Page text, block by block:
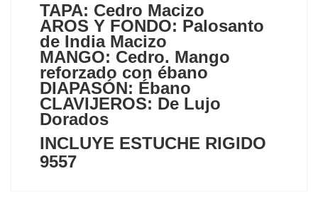
TAPA: Cedro Macizo
AROS Y FONDO: Palosanto
de India Macizo
MANGO: Cedro. Mango
reforzado con ébano
DIAPASÓN: Ébano
CLAVIJEROS: De Lujo
Dorados
INCLUYE ESTUCHE RIGIDO
9557